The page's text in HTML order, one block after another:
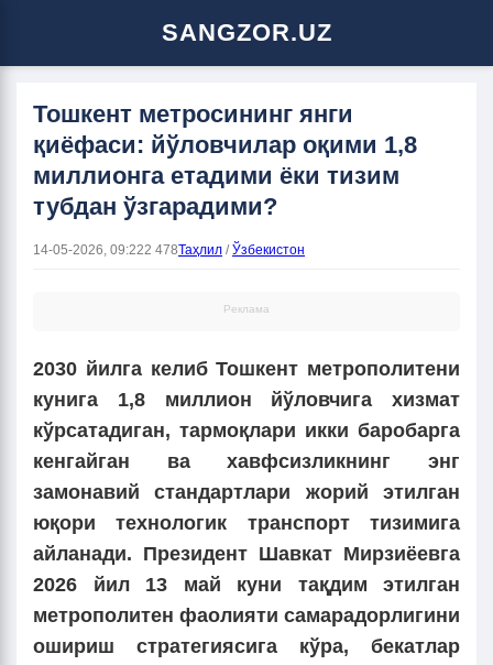
SANGZOR.UZ
Тошкент метросининг янги
қиёфаси: йўловчилар оқими 1,8
миллионга етадими ёки тизим
тубдан ўзгарадими?
14-05-2026, 09:222 478Таҳлил /Ўзбекистон
Реклама
2030 йилга келиб Тошкент метрополитени
кунига 1,8 миллион йўловчига хизмат
кўрсатадиган, тармоқлари икки баробарга
кенгайган ва хавфсизликнинг энг
замонавий стандартлари жорий этилган
юқори технологик транспорт тизимига
айланади. Президент Шавкат Мирзиёевга
2026 йил 13 май куни тақдим этилган
метрополитен фаолияти самарадорлигини
ошириш стратегиясига кўра, бекатлар